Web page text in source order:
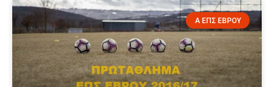
Α ΕΠΣ ΕΒΡΟΥ